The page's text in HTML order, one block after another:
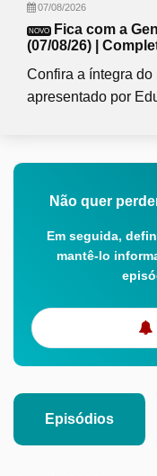
07/08/2026
NOVO
Fica com a
(07/08/26) |
Confira a íntegra
apresentado por
Não quer
Em seguida,
mantê-lo
Episódios